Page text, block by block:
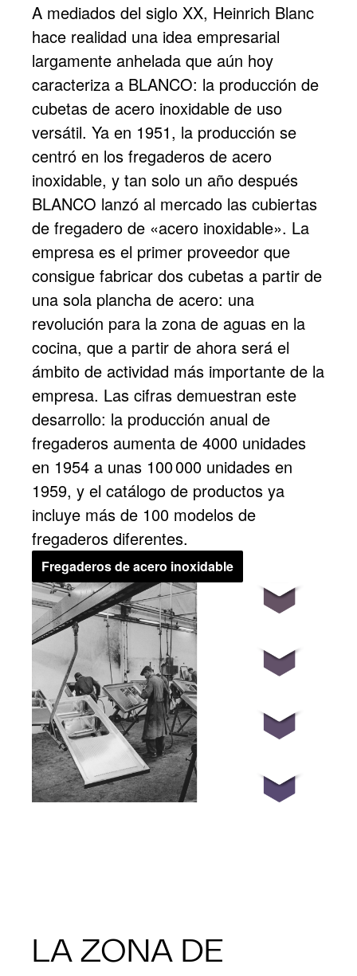
A mediados del siglo XX, Heinrich Blanc
hace realidad una idea empresarial
largamente anhelada que aún hoy
caracteriza a BLANCO: la producción de
cubetas de acero inoxidable de uso
versátil. Ya en 1951, la producción se
centró en los fregaderos de acero
inoxidable, y tan solo un año después
BLANCO lanzó al mercado las cubiertas
de fregadero de «acero inoxidable». La
empresa es el primer proveedor que
consigue fabricar dos cubetas a partir de
una sola plancha de acero: una
revolución para la zona de aguas en la
cocina, que a partir de ahora será el
ámbito de actividad más importante de la
empresa. Las cifras demuestran este
desarrollo: la producción anual de
fregaderos aumenta de 4000 unidades
en 1954 a unas 100 000 unidades en
1959, y el catálogo de productos ya
incluye más de 100 modelos de
fregaderos diferentes.
Fregaderos de acero inoxidable
LA ZONA DE